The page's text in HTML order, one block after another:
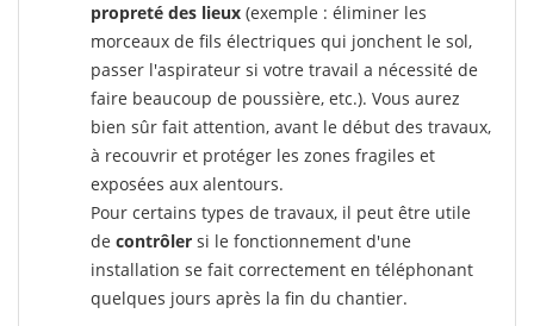
propreté des lieux (exemple : éliminer les
morceaux de fils électriques qui jonchent le sol,
passer l'aspirateur si votre travail a nécessité de
faire beaucoup de poussière, etc.). Vous aurez
bien sûr fait attention, avant le début des travaux,
à recouvrir et protéger les zones fragiles et
exposées aux alentours.
Pour certains types de travaux, il peut être utile
de contrôler si le fonctionnement d'une
installation se fait correctement en téléphonant
quelques jours après la fin du chantier.